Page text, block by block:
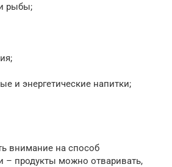
рыбы;
и энергетические напитки;
внимание на способ
– продукты можно отваривать,